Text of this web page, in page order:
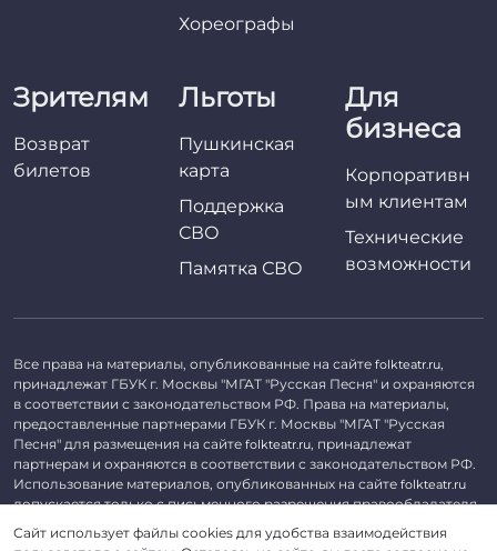
Хореографы
Зрителям
Возврат
билетов
Льготы
Пушкинская
карта
Поддержка
СВО
Памятка СВО
Для
бизнеса
Корпоративн
ым клиентам
Технические
возможности
Все права на материалы, опубликованные на сайте folkteatr.ru,
принадлежат ГБУК г. Москвы "МГАТ "Русская Песня" и охраняются
в соответствии с законодательством РФ. Права на материалы,
предоставленные партнерами ГБУК г. Москвы "МГАТ "Русская
Песня" для размещения на сайте folkteatr.ru, принадлежат
партнерам и охраняются в соответствии с законодательством РФ.
Использование материалов, опубликованных на сайте folkteatr.ru
допускается только с письменного разрешения правообладателя.
©2026 ГБУК г. Москвы «МГАТ «Русская песня». ОГРН 1027739279182,
Сайт использует файлы cookies для удобства взаимодействия